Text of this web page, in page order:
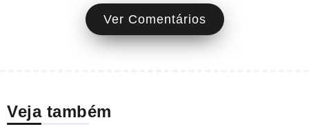
Ver Comentários
Veja também